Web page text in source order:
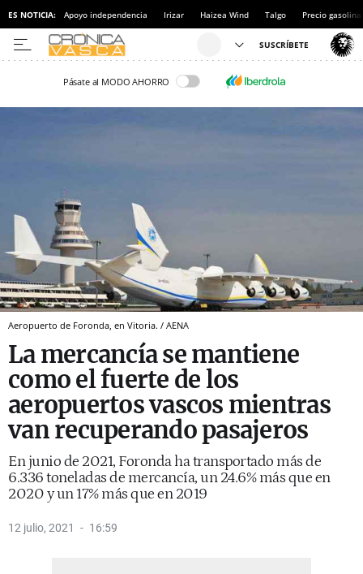
ES NOTICIA: Apoyo independencia Irizar Haizea Wind Talgo Precio gasolina
Pásate al MODO AHORRO
Aeropuerto de Foronda, en Vitoria. / AENA
La mercancía se mantiene
como el fuerte de los
aeropuertos vascos mientras
van recuperando pasajeros
En junio de 2021, Foronda ha transportado más de
6.336 toneladas de mercancía, un 24.6% más que en
2020 y un 17% más que en 2019
12 julio, 2021 16:59